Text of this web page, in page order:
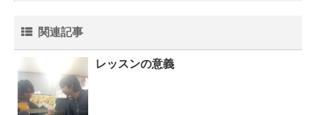
関連記事
レッスンの意義